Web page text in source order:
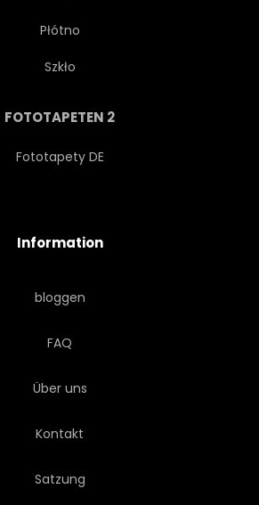
Płótno
Szkło
FOTOTAPETEN 2
Fototapety DE
Information
bloggen
FAQ
Über uns
Kontakt
Satzung